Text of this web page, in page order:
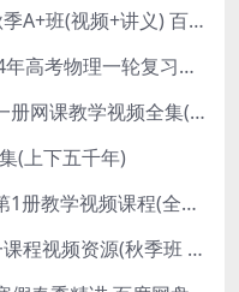
杨萌物理2023初三物理上秋季A+班(视频+讲义) 百度网盘分享
2024赵玉峰高三物理课程24年高考物理一轮复习网课教程
沪科版(初三)九年级物理全一册网课教学视频全集(录播版 杜春雨 66讲)
(上下五千年)
[胡金铭 Diana]新概念英语第1册教学视频课程(全集 百度网盘下载)
2022赵礼显高一数学必修一课程视频资源(秋季班 含讲义)百度网盘云